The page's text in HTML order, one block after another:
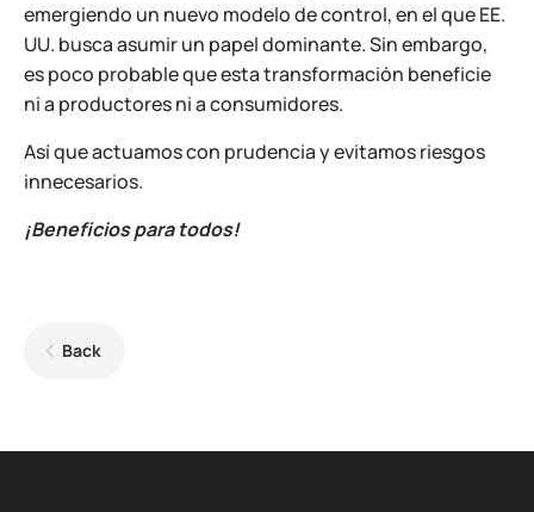
emergiendo un nuevo modelo de control, en el que EE.
UU. busca asumir un papel dominante. Sin embargo,
es poco probable que esta transformación beneficie
ni a productores ni a consumidores.
Así que actuamos con prudencia y evitamos riesgos
innecesarios.
¡Beneficios para todos!
Back